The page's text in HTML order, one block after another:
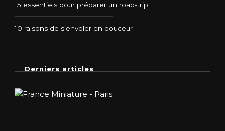
15 essentiels pour préparer un road-trip
10 raisons de s’envoler en douceur
Derniers articles